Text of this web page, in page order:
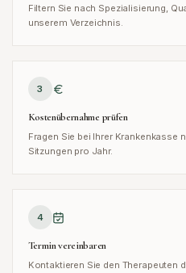
Filtern Sie nach Spezialisierung,
unserem Verzeichnis.
3
Kostenübernahme prüfen
Fragen Sie bei Ihrer Krankenkasse
Sitzungen pro Jahr.
4
Termin vereinbaren
Kontaktieren Sie den Therapeuten